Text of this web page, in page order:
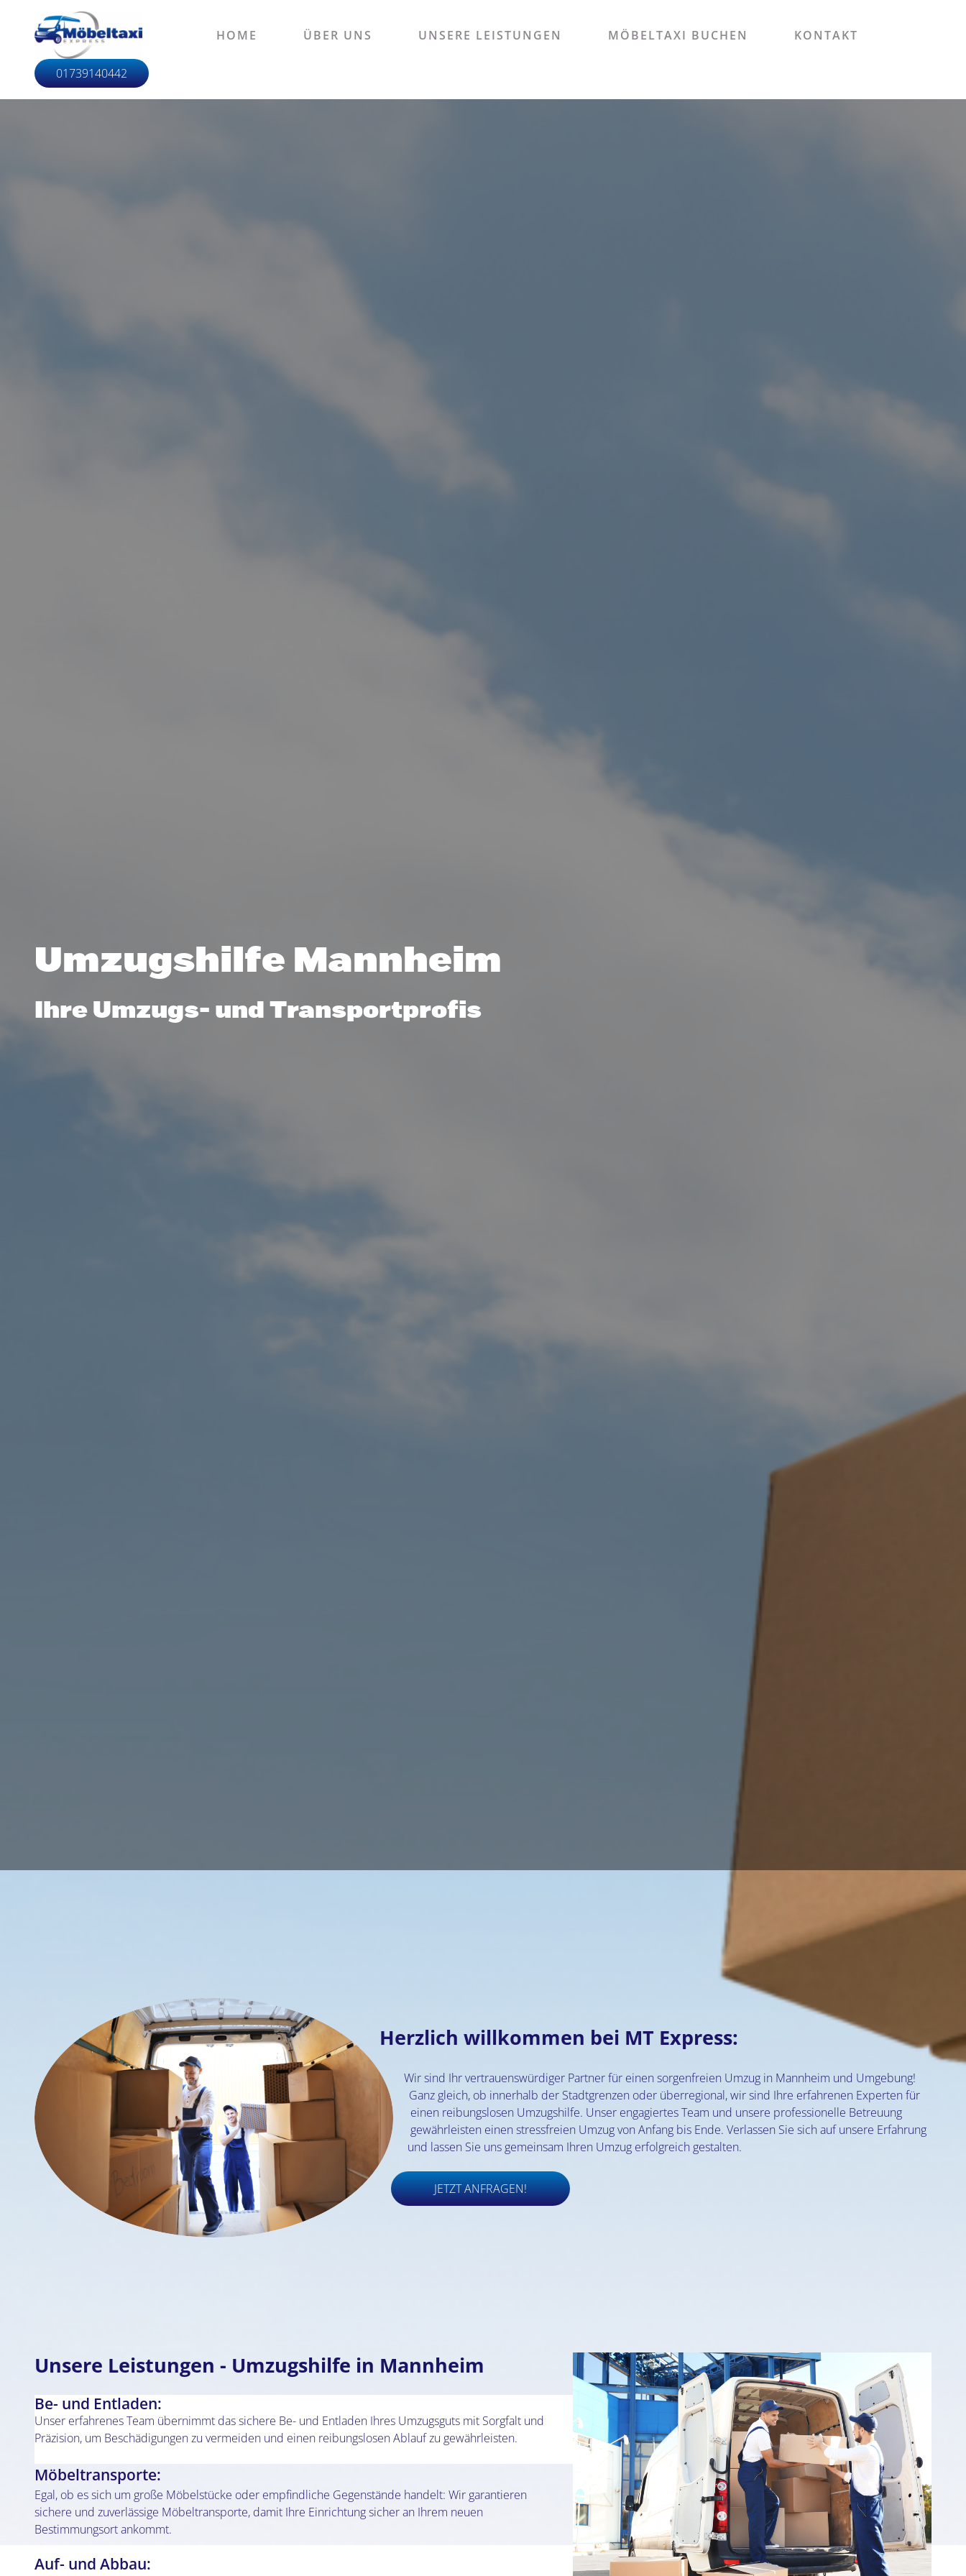
HOME ÜBER UNS UNSERE LEISTUNGEN MÖBELTAXI BUCHEN KONTAKT
01739140442
Umzugshilfe Mannheim
Ihre Umzugs- und Transportprofis
Ihre stressfreie Umzugshilfe in Mannheim
Herzlich willkommen bei MT Express:
Wir sind Ihr vertrauenswürdiger Partner für einen sorgenfreien Umzug in Mannheim und Umgebung!
Ganz gleich, ob innerhalb der Stadtgrenzen oder überregional, wir sind Ihre erfahrenen Experten für
einen reibungslosen Umzugshilfe. Unser engagiertes Team und unsere professionelle Betreuung
gewährleisten einen stressfreien Umzug von Anfang bis Ende. Verlassen Sie sich auf unsere Erfahrung
und lassen Sie uns gemeinsam Ihren Umzug erfolgreich gestalten.
JETZT ANFRAGEN!
Unsere Leistungen - Umzugshilfe in Mannheim
Be- und Entladen:
Unser erfahrenes Team übernimmt das sichere Be- und Entladen Ihres Umzugsguts mit Sorgfalt und
Präzision, um Beschädigungen zu vermeiden und einen reibungslosen Ablauf zu gewährleisten.
Möbeltransporte:
Egal, ob es sich um große Möbelstücke oder empfindliche Gegenstände handelt: Wir garantieren
sichere und zuverlässige Möbeltransporte, damit Ihre Einrichtung sicher an Ihrem neuen
Bestimmungsort ankommt.
Auf- und Abbau: